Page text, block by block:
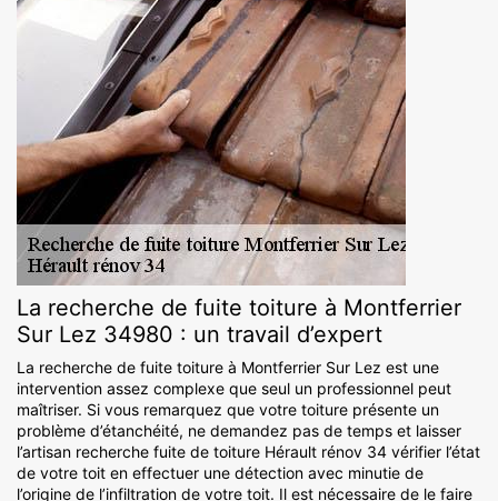
La recherche de fuite toiture à Montferrier
Sur Lez 34980 : un travail d’expert
La recherche de fuite toiture à Montferrier Sur Lez est une
intervention assez complexe que seul un professionnel peut
maîtriser. Si vous remarquez que votre toiture présente un
problème d’étanchéité, ne demandez pas de temps et laisser
l’artisan recherche fuite de toiture Hérault rénov 34 vérifier l’état
de votre toit en effectuer une détection avec minutie de
l’origine de l’infiltration de votre toit. Il est nécessaire de le faire